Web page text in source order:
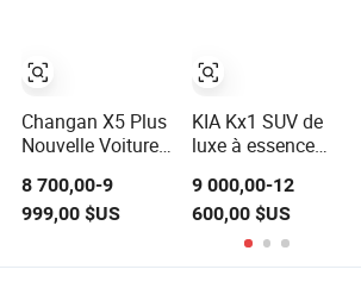
Changan X5 Plus
Nouvelle Voiture
Sièges SUV
Véhicule à
8 700,00-9
999,00 $US
Cross Levin
Frontlander
Seconde Main
RAV4 Véhicule
KIA Kx1 SUV de
luxe à essence
vitesses
automatique de
haute qualité 5-
Door 5-Seater
9 000,00-12
600,00 $US